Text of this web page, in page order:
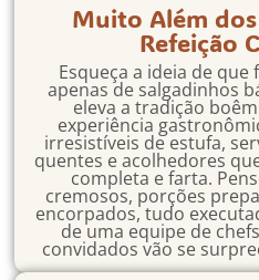
Muito Além
Refeição
Esqueça a ideia de
apenas de salgadinhos
eleva a tradição
experiência
irresistíveis de estufa,
quentes e acolhedores
completa e farta.
cremosos, porções
encorpados, tudo
de uma equipe de
convidados vão se